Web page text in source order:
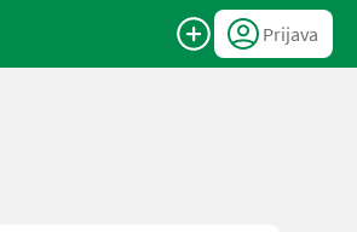
Prijava